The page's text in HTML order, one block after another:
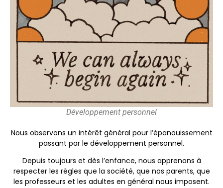
Développement personnel
Nous observons un intérêt général pour l’épanouissement
passant par le développement personnel.
Depuis toujours et dès l’enfance, nous apprenons à
respecter les règles que la société, que nos parents, que
les professeurs et les adultes en général nous imposent.